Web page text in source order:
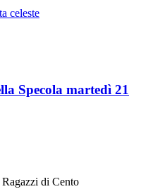
Specola martedì 21
di Cento